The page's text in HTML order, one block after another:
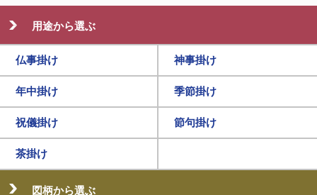
用途から選ぶ
仏事掛け 神事掛け
年中掛け 季節掛け
祝儀掛け 節句掛け
茶掛け
図柄から選ぶ